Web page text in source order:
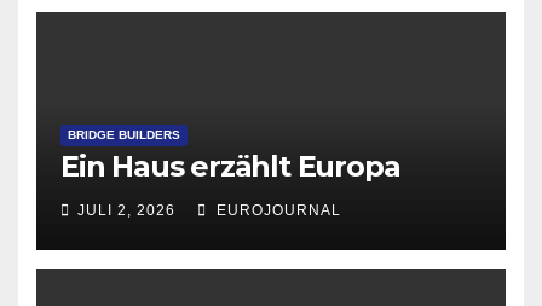
BRIDGE BUILDERS
Ein Haus erzählt Europa
JULI 2, 2026 EUROJOURNAL